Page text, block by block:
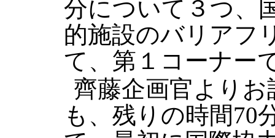
分について３つ、
的施設のバリアフ
て、第１コーナー
齊藤企画官より
も、残りの時間70